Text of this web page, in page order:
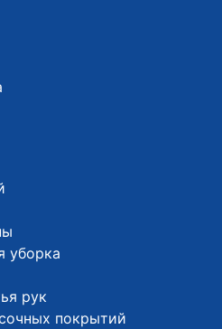
уборка
рук
покрытий